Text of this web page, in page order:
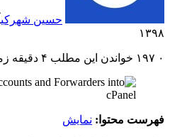
حسین شهرکی
۱۳۹۸
۰ خواندن این مطلب ۴ دقیقه زمان میبرد
فهرست محتوا: نمایش